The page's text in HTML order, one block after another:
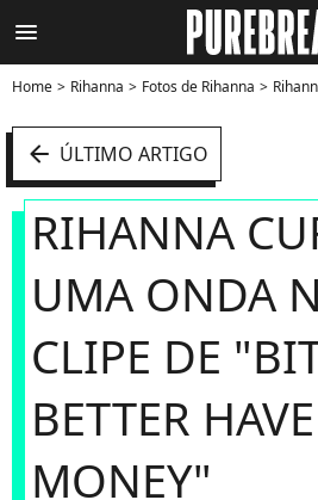
menu
Home Rihanna Fotos de Rihanna Rihanna
arrow_left ÚLTIMO ARTIGO
RIHANNA
UMA ONDA
CLIPE DE
BETTER
MONEY"